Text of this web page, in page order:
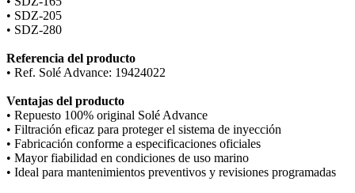
• SDZ-205
• SDZ-280
Referencia del producto
• Ref. Solé Advance: 19424022
Ventajas del producto
• Repuesto 100% original Solé Advance
• Filtración eficaz para proteger el sistema de inyección
• Fabricación conforme a especificaciones oficiales
• Mayor fiabilidad en condiciones de uso marino
• Ideal para mantenimientos preventivos y revisiones programadas